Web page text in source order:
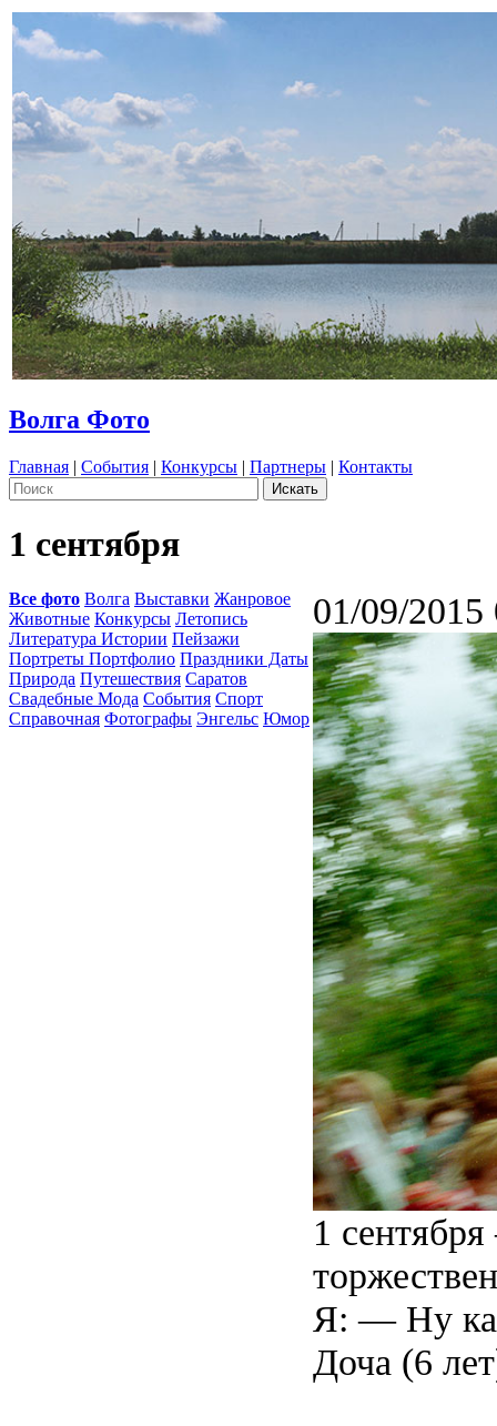
Волга Фото
Главная | События | Конкурсы | Партнеры | Контакты
1 сентября
Все фото Волга Выставки Жанровое
Животные Конкурсы Летопись
Литература Истории Пейзажи
Портреты Портфолио Праздники Даты
Природа Путешествия Саратов
Свадебные Мода События Спорт
Справочная Фотографы Энгельс Юмор
01/09/2015
1
Я: — Ну
Доча (6